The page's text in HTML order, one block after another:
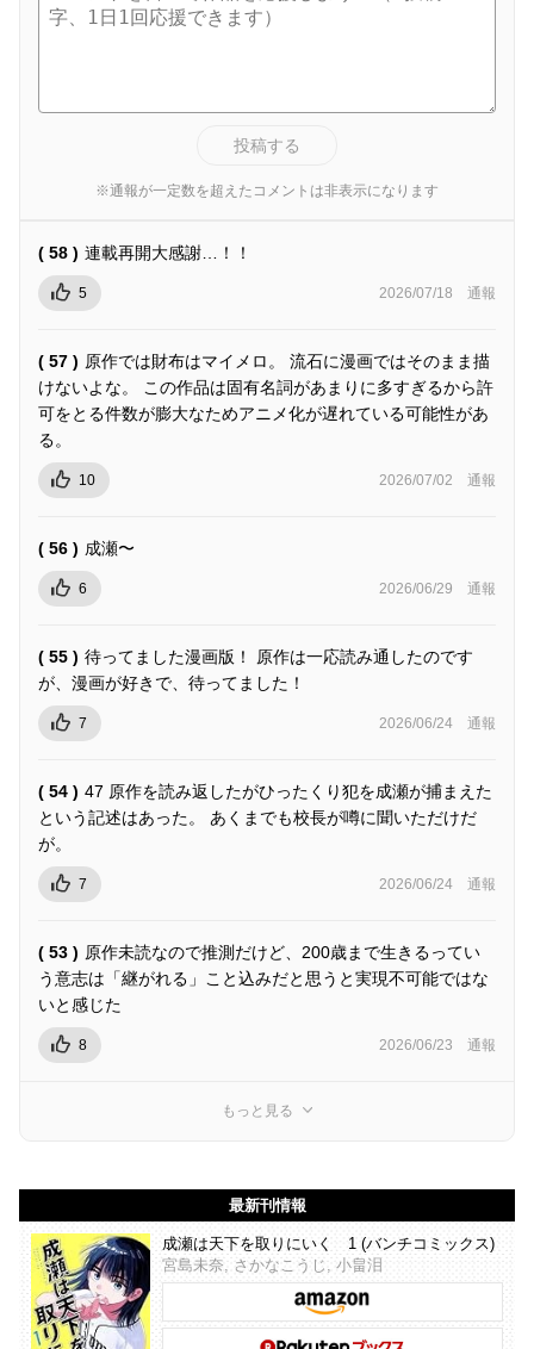
投稿する
※通報が一定数を超えたコメントは非表示になります
( 58 ) 連載再開大感謝…！！
5 2026/07/18 通報
( 57 ) 原作では財布はマイメロ。 流石に漫画ではそのまま描
けないよな。 この作品は固有名詞があまりに多すぎるから許
可をとる件数が膨大なためアニメ化が遅れている可能性があ
る。
10 2026/07/02 通報
( 56 ) 成瀬〜
6 2026/06/29 通報
( 55 ) 待ってました漫画版！ 原作は一応読み通したのです
が、漫画が好きで、待ってました！
7 2026/06/24 通報
( 54 ) 47 原作を読み返したがひったくり犯を成瀬が捕まえた
という記述はあった。 あくまでも校長が噂に聞いただけだ
が。
7 2026/06/24 通報
( 53 ) 原作未読なので推測だけど、200歳まで生きるってい
う意志は「継がれる」こと込みだと思うと実現不可能ではな
いと感じた
8 2026/06/23 通報
もっと見る
最新刊情報
成瀬は天下を取りにいく 1 (バンチコミックス)
宮島未奈, さかなこうじ, 小畠泪